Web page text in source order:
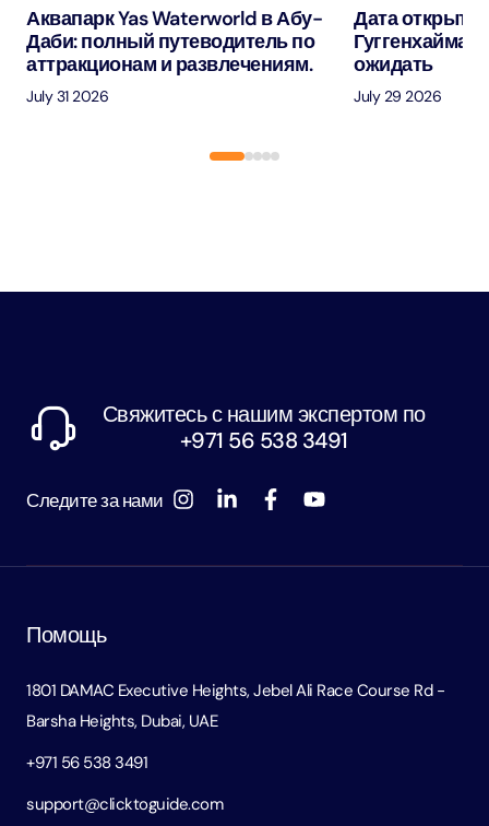
Аквапарк Yas Waterworld в Абу-
Даби: полный путеводитель по
аттракционам и развлечениям.
July 31 2026
Дата
Гуггенхайма
ожидать
July 29 2026
Свяжитесь с нашим экспертом по
+971 56 538 3491
Следите за нами
Помощь
1801 DAMAC Executive Heights, Jebel Ali Race Course Rd -
Barsha Heights, Dubai, UAE
+971 56 538 3491
support@clicktoguide.com